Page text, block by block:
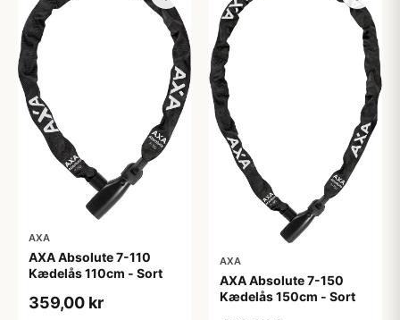
AXA
AXA Absolute 7-110
Kædelås 110cm - Sort
359,00 kr
AXA
AXA Absolute 7-150
Kædelås 150cm - Sort